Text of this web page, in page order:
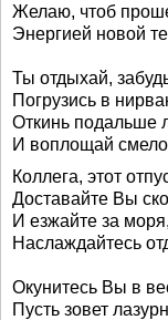
Желаю, чтоб
Энергией новой
Ты отдыхай,
Погрузись в
Откинь подальше
И воплощай
Коллега, этот
Доставайте Вы
И езжайте за
Наслаждайтесь
Окунитесь Вы в
Пусть зовет